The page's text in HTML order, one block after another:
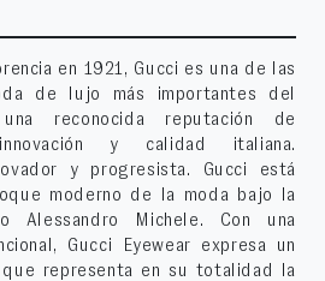
en 1921, Gucci es una de las
de lujo más importantes del
reconocida reputación de
y calidad italiana.
y progresista. Gucci está
moderno de la moda bajo la
Alessandro Michele. Con una
Gucci Eyewear expresa un
representa en su totalidad la